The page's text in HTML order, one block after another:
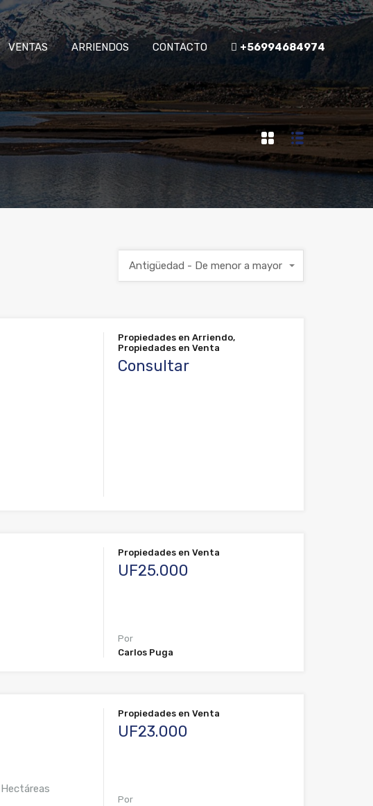
VENTAS ARRIENDOS CONTACTO +56994684974
Antigüedad - De menor a mayor
Propiedades en Arriendo,
Propiedades en Venta
Consultar
Propiedades en Venta
UF25.000
Por
Carlos Puga
Hectáreas
Propiedades en Venta
UF23.000
Por